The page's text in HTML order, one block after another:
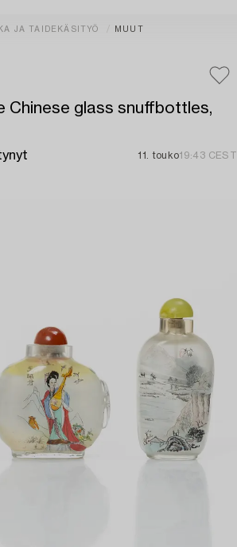
JA TAIDEKÄSITYÖ MUUT
Chinese glass snuffbottles,
11. touko19:43 CEST